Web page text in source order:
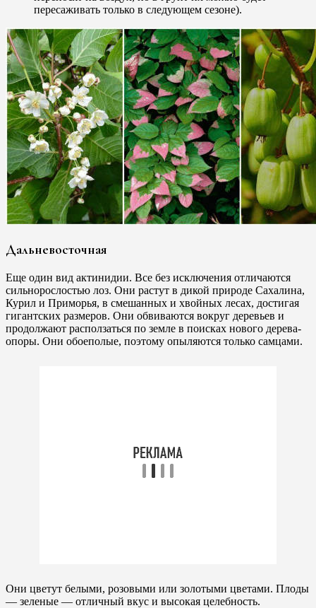
пересаживать только в следующем сезоне).
Дальневосточная
Еще один вид актинидии. Все без исключения отличаются
сильнорослостью лоз. Они растут в дикой природе Сахалина,
Курил и Приморья, в смешанных и хвойных лесах, достигая
гигантских размеров. Они обвиваются вокруг деревьев и
продолжают расползаться по земле в поисках нового дерева-
опоры. Они обоеполые, поэтому опыляются только самцами.
Они цветут белыми, розовыми или золотыми цветами. Плоды
— зеленые — отличный вкус и высокая целебность.